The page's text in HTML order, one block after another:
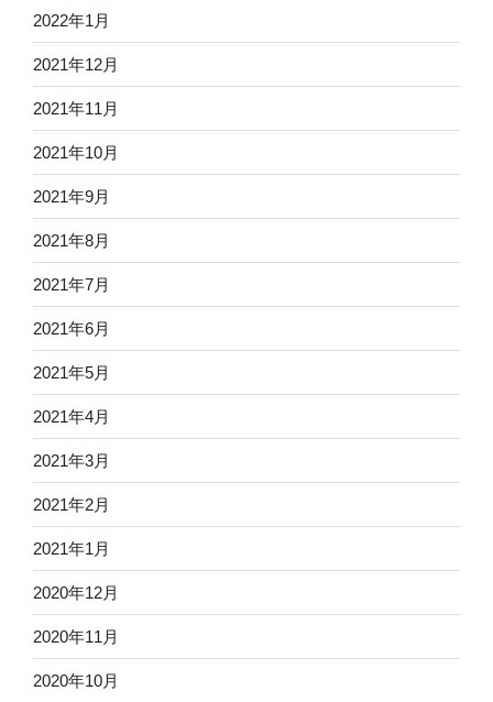
2022年1月
2021年12月
2021年11月
2021年10月
2021年9月
2021年8月
2021年7月
2021年6月
2021年5月
2021年4月
2021年3月
2021年2月
2021年1月
2020年12月
2020年11月
2020年10月